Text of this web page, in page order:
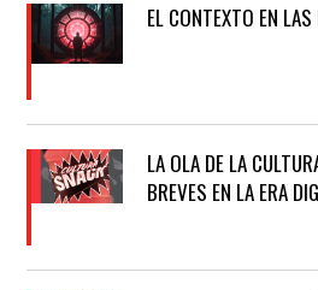
EL CONTEXTO EN
LA OLA DE LA
BREVES EN LA ERA